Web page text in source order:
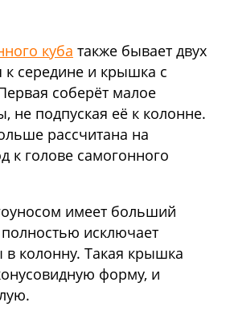
куба также бывает двух
к середине и крышка с
соберёт малое
не подпуская её к колонне.
рассчитана на
к голове самогонного
имеет больший
исключает
колонну. Такая крышка
форму, и